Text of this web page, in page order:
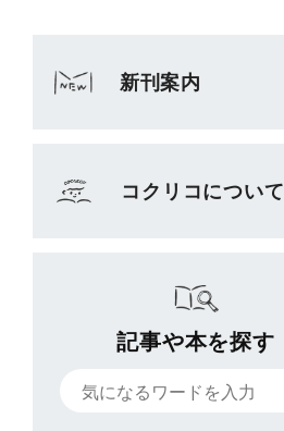
新刊案内
コクリコについて
記事や本を探す